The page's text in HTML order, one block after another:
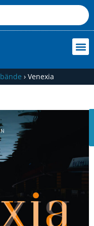
› Venexia